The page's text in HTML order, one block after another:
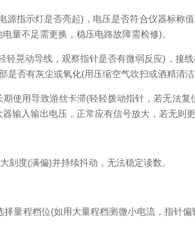
指示灯是否亮起)，电压是否符合仪器标称
量不足需更换，稳压电路故障需检修)。
晃动导线，观察指针是否有微弱反应)，接
否有灰尘或氧化(用压缩空气吹扫或酒精清洁)
用导致游丝卡滞(轻轻拨动指针，若无法复
输入输出电压，正常应有信号放大，若无则更
度(满偏)并持续抖动，无法稳定读数。
程档位(如用大量程档测微小电流，指针